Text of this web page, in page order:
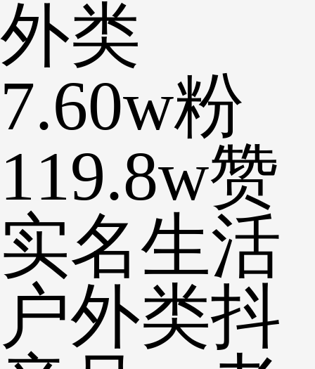
外类
7.60w粉
119.8w赞
实名生活
户外类抖